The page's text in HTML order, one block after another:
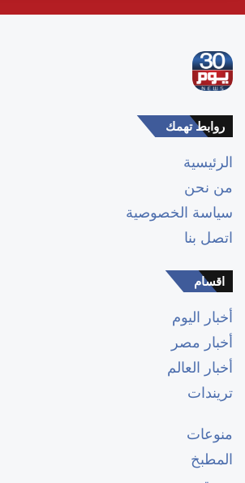
روابط تهمك
الرئيسية
من نحن
سياسة الخصوصية
اتصل بنا
اقسام
أخبار اليوم
أخبار مصر
أخبار العالم
تريندات
منوعات
المطبخ